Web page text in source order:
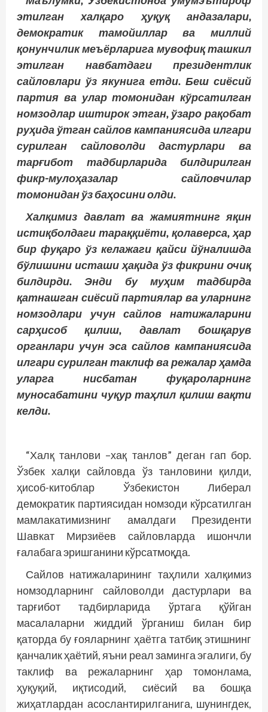
этилган халқаро ҳуқуқ андазалари,
демократик тамойиллар ва миллий
қонунчилик меъёрларига мувофиқ ташкил
этилган навбатдаги президентлик
сайловлари ўз якунига етди. Беш сиёсий
партия ва улар томонидан кўрсатилган
номзодлар иштирок этган, ўзаро рақобат
руҳида ўтган сайлов кампаниясида илгари
сурилган сайловолди дастурлари ва
тарғибот тадбирларида билдирилган
фикр-мулоҳазалар сайловчилар
томонидан ўз баҳосини олди.
Халқимиз давлат ва жамиятнинг яқин
истиқболдаги тараққиёти, қолаверса, ҳар
бир фуқаро ўз келажаги қайси йўналишда
бўлишини исташи ҳақида ўз фик­рини очиқ
билдирди. Энди бу муҳим тадбирда
қатнашган сиёсий партиялар ва уларнинг
номзодлари учун сайлов натижаларини
сарҳисоб қилиш, давлат бошқарув
органлари учун эса сайлов кампаниясида
илгари сурилган таклиф ва режалар ҳамда
уларга нисбатан фуқароларнинг
муносабатини чуқур таҳлил қилиш вақти
келди.
“Халқ танлови –хақ танлов” деган гап бор.
Ўзбек халқи сайловда ўз танловини қилди,
ҳисоб-китоблар Ўзбекистон Либерал
демократик партиясидан номзоди кўрсатилган
мамлакатимизнинг амалдаги Президенти
Шавкат Мирзиёев сайловларда ишончли
ғалабага эришганини кўрсатмоқда.
Сайлов натижаларининг таҳлили халқимиз
номзодларнинг сайловолди дастурлари ва
тарғибот тадбирларида ўртага қўйган
масалаларни жиддий ўрганиш билан бир
қаторда бу ғояларнинг ҳаётга татбиқ этишнинг
қанчалик ҳаётий, яъни реал заминга эгалиги, бу
таклиф ва режаларнинг ҳар томонлама,
ҳуқуқий, иқтисодий, сиёсий ва бошқа
жиҳатлардан асослантирилганига, шунингдек,